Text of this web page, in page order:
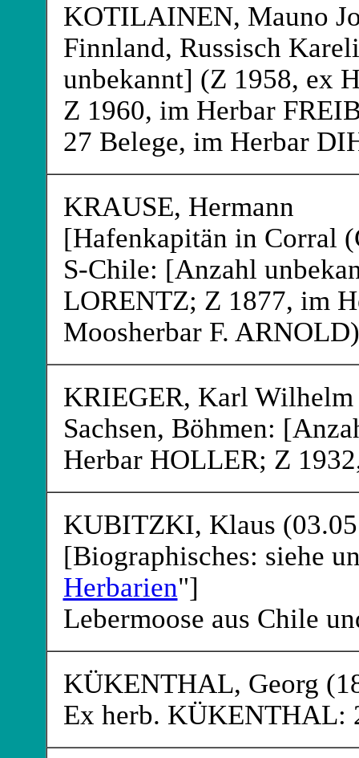
KOTILAINEN, Mauno
Finnland, Russisch
unbekannt] (Z 1958, ex
Z 1960, im Herbar
27 Belege, im Herbar
KRAUSE, Hermann
[Hafenkapitän in Corral
S-Chile: [Anzahl
LORENTZ; Z 1877, im
Moosherbar F. ARNOLD
KRIEGER, Karl
Sachsen, Böhmen:
Herbar HOLLER; Z
KUBITZKI, Klaus
[Biographisches: siehe
Herbarien"]
Lebermoose aus Chile
KÜKENTHAL, Georg
Ex herb. KÜKENTHAL: